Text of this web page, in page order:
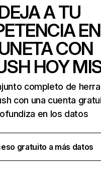
A TU
CON
HOY
completo de
con una cuenta
en los datos
gratuito a más datos